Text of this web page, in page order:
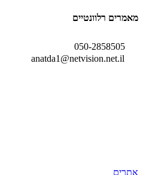
מאמרים רלוונטיים
050-2858505
anatda1@netvision.net.il
אתרים